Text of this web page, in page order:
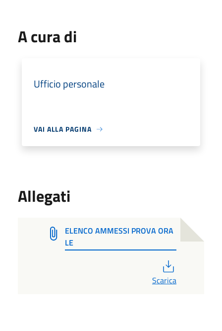
A cura di
Ufficio personale
VAI ALLA PAGINA
Allegati
ELENCO AMMESSI PROVA ORA
LE
Scarica